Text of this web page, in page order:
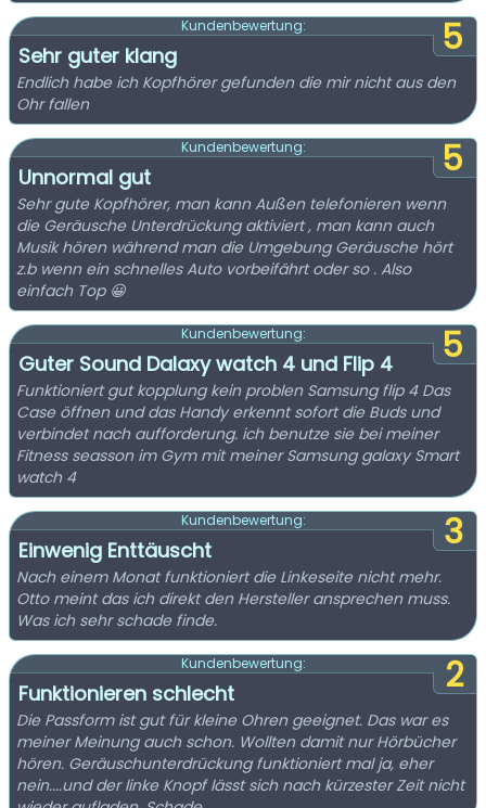
5
Kundenbewertung:
Sehr guter klang
Endlich habe ich Kopfhörer gefunden die mir nicht aus den
Ohr fallen
5
Kundenbewertung:
Unnormal gut
Sehr gute Kopfhörer, man kann Außen telefonieren wenn
die Geräusche Unterdrückung aktiviert , man kann auch
Musik hören während man die Umgebung Geräusche hört
z.b wenn ein schnelles Auto vorbeifährt oder so . Also
einfach Top 😀
5
Kundenbewertung:
Guter Sound Dalaxy watch 4 und Flip 4
Funktioniert gut kopplung kein problen Samsung flip 4 Das
Case öffnen und das Handy erkennt sofort die Buds und
verbindet nach aufforderung. ich benutze sie bei meiner
Fitness seasson im Gym mit meiner Samsung galaxy Smart
watch 4
3
Kundenbewertung:
Einwenig Enttäuscht
Nach einem Monat funktioniert die Linkeseite nicht mehr.
Otto meint das ich direkt den Hersteller ansprechen muss.
Was ich sehr schade finde.
2
Kundenbewertung:
Funktionieren schlecht
Die Passform ist gut für kleine Ohren geeignet. Das war es
meiner Meinung auch schon. Wollten damit nur Hörbücher
hören. Geräuschunterdrückung funktioniert mal ja, eher
nein....und der linke Knopf lässt sich nach kürzester Zeit nicht